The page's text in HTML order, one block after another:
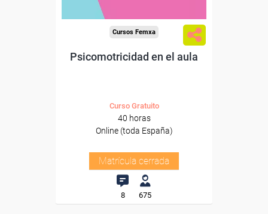
Cursos Femxa
Psicomotricidad en el aula
Curso Gratuito
40 horas
Online (toda España)
Matrícula cerrada
8 675